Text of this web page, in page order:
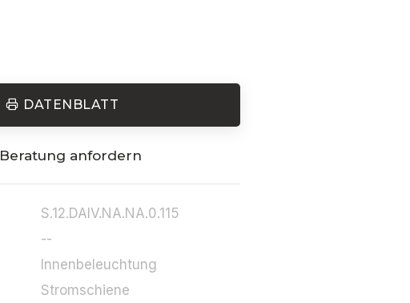
DATENBLATT
Beratung anfordern
S.12.DAIV.NA.NA.0.115
--
Innenbeleuchtung
Stromschiene